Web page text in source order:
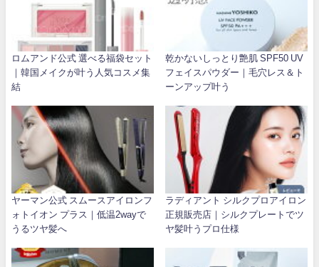
ロムアンド公式 選べる福袋セット
｜韓国メイクが叶う人気コスメ集
結
乾かないしっとり艶肌 SPF50 UV
フェイスパウダー｜毛穴レス＆ト
ーンアップ叶う
ヤーマン公式 スムースアイロンフ
ォトイオン プラス｜低温2wayで
うるツヤ髪へ
ラディアント シルクプロアイロン
正規販売店｜シルクプレートでツ
ヤ髪叶うプロ仕様